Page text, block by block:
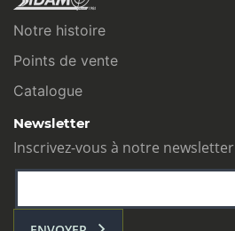
Notre histoire
Points de vente
Catalogue
Newsletter
Inscrivez-vous à notre newsletter